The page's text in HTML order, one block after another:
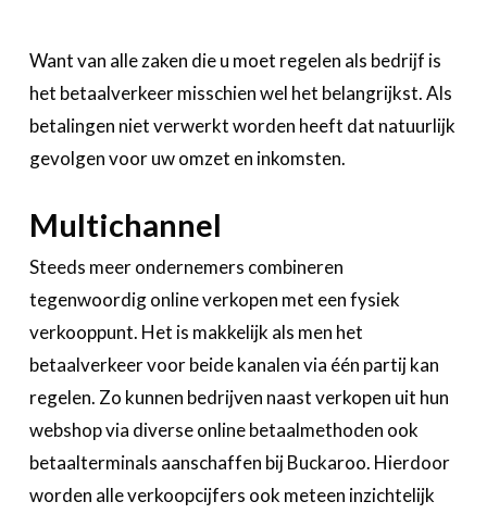
Want van alle zaken die u moet regelen als bedrijf is
het betaalverkeer misschien wel het belangrijkst. Als
betalingen niet verwerkt worden heeft dat natuurlijk
gevolgen voor uw omzet en inkomsten.
Multichannel
Steeds meer ondernemers combineren
tegenwoordig online verkopen met een fysiek
verkooppunt. Het is makkelijk als men het
betaalverkeer voor beide kanalen via één partij kan
regelen. Zo kunnen bedrijven naast verkopen uit hun
webshop via diverse online betaalmethoden ook
betaalterminals aanschaffen bij Buckaroo. Hierdoor
worden alle verkoopcijfers ook meteen inzichtelijk